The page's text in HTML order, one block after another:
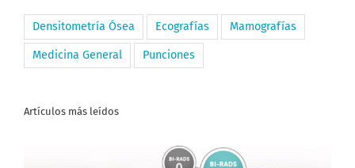
Densitometría Ósea Ecografías Mamografías
Medicina General Punciones
Artículos más leídos